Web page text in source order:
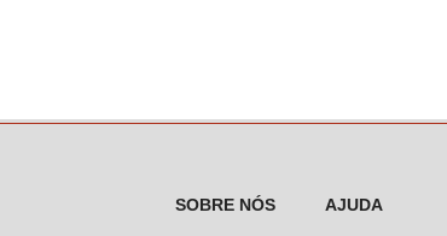
SOBRE NÓS AJUDA